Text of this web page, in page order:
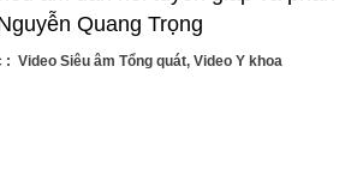
Quang Trọng
: Video Siêu âm Tổng quát, Video Y khoa